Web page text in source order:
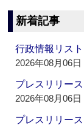
新着記事
行政情報リス
2026年08月06日
プレスリリー
2026年08月06日
プレスリリー